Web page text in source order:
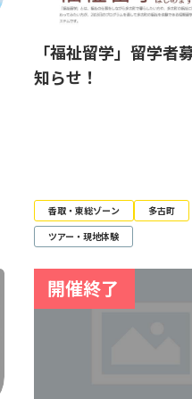
「福祉留学」留学者
知らせ！
香取・東総ゾーン
多古町
ツアー・現地体験